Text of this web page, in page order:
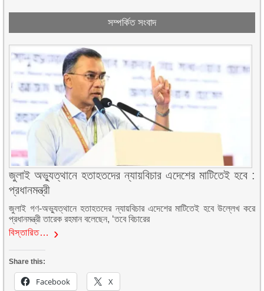
সম্পর্কিত সংবাদ
জুলাই অভ্যুত্থানে হতাহতদের ন্যায়বিচার এদেশের মাটিতেই হবে :
প্রধানমন্ত্রী
জুলাই গণ-অভ্যুত্থানে হতাহতদের ন্যায়বিচার এদেশের মাটিতেই হবে উল্লেখ করে
প্রধানমন্ত্রী তারেক রহমান বলেছেন, ‘তবে বিচারের
বিস্তারিত…
Share this:
Facebook X